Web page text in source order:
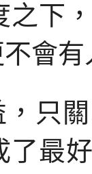
之下
會
只
了最